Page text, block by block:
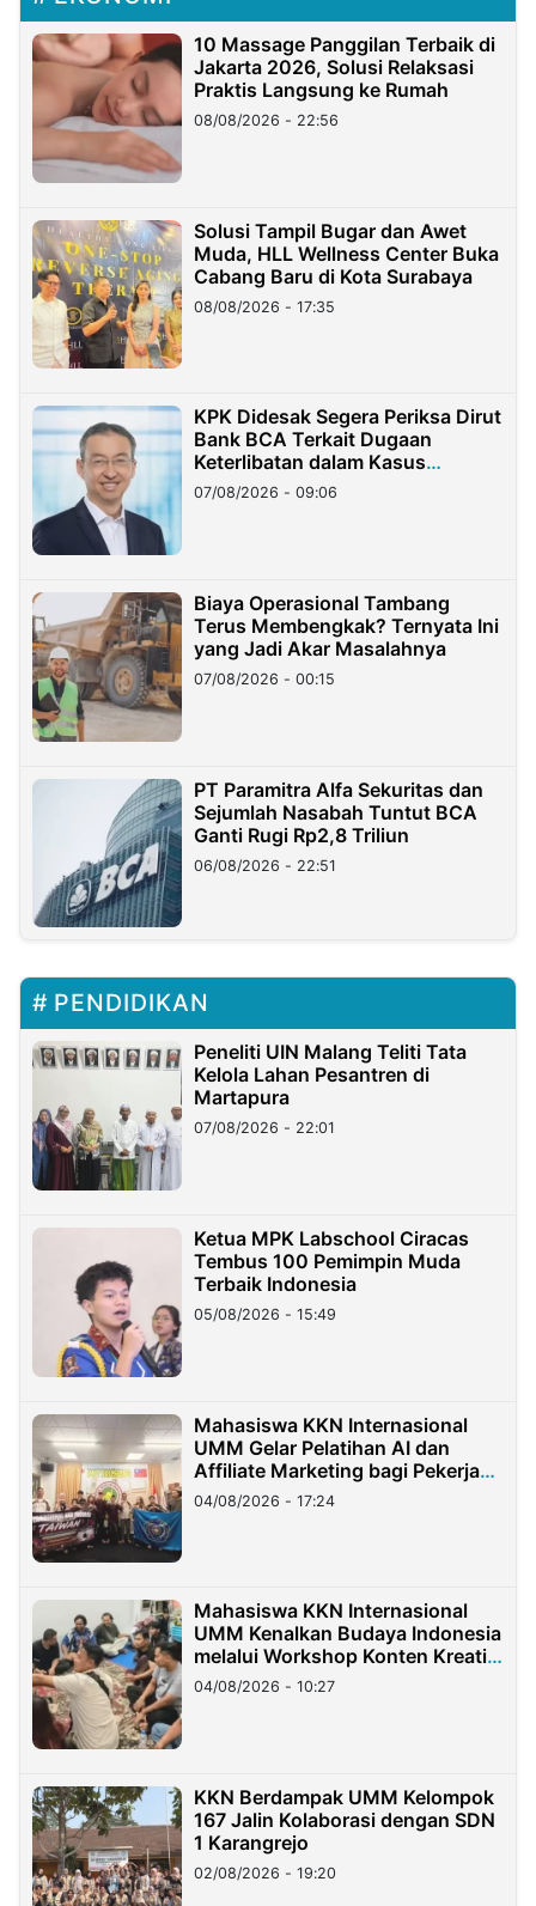
10 Massage Panggilan Terbaik di
Jakarta 2026, Solusi Relaksasi
Praktis Langsung ke Rumah
08/08/2026 - 22:56
Solusi Tampil Bugar dan Awet
Muda, HLL Wellness Center Buka
Cabang Baru di Kota Surabaya
08/08/2026 - 17:35
KPK Didesak Segera Periksa Dirut
Bank BCA Terkait Dugaan
Keterlibatan dalam Kasus
Hilangnya Dana Nasabah Rp2,58
Miliar
07/08/2026 - 09:06
Biaya Operasional Tambang
Terus Membengkak? Ternyata Ini
yang Jadi Akar Masalahnya
07/08/2026 - 00:15
PT Paramitra Alfa Sekuritas dan
Sejumlah Nasabah Tuntut BCA
Ganti Rugi Rp2,8 Triliun
06/08/2026 - 22:51
PENDIDIKAN
Peneliti UIN Malang Teliti Tata
Kelola Lahan Pesantren di
Martapura
07/08/2026 - 22:01
Ketua MPK Labschool Ciracas
Tembus 100 Pemimpin Muda
Terbaik Indonesia
05/08/2026 - 15:49
Mahasiswa KKN Internasional
UMM Gelar Pelatihan AI dan
Affiliate Marketing bagi Pekerja
Migran Indonesia di Taiwan
04/08/2026 - 17:24
Mahasiswa KKN Internasional
UMM Kenalkan Budaya Indonesia
melalui Workshop Konten Kreatif
di Taiwan
04/08/2026 - 10:27
KKN Berdampak UMM Kelompok
167 Jalin Kolaborasi dengan SDN
1 Karangrejo
02/08/2026 - 19:20